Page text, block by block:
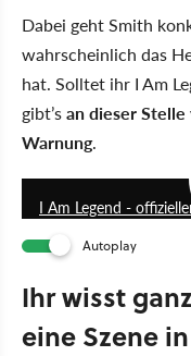
Dabei geht Smith
wahrscheinlich das
hat. Solltet ihr I Am
gibt’san dieser
Warnung.
I Am Legend -
Autoplay
Ihr wisst
eine Szene